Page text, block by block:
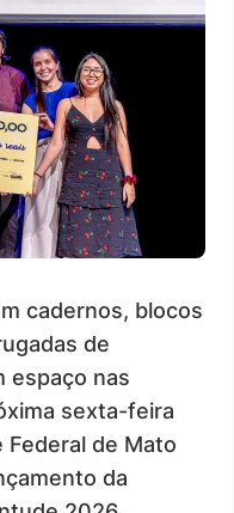
cadernos, blocos
de
espaço nas
sexta-feira
Federal de Mato
da